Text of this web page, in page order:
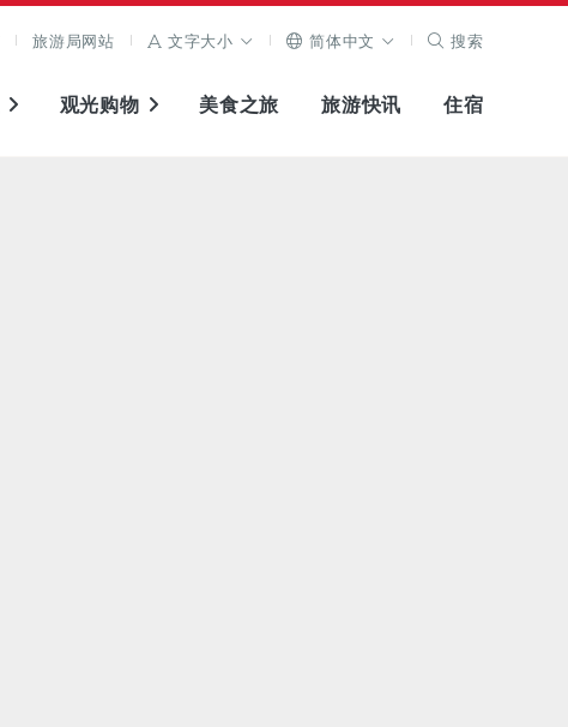
旅游局网站 文字大小 简体中文 搜索
观光购物 美食之旅 旅游快讯 住宿